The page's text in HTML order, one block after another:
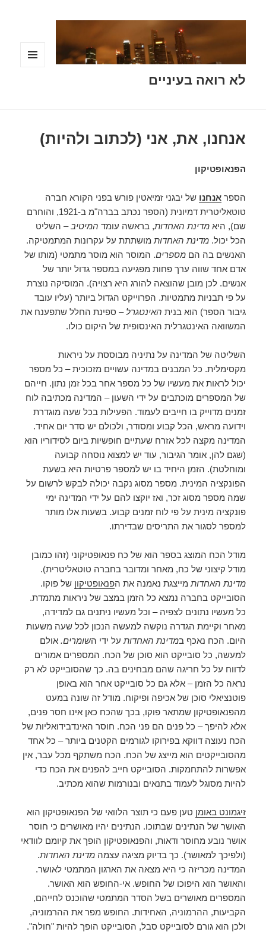
לא רואה בעיניים
אנחנו, את, אני (לכתוב ולהיות)
הפנאופטיקון
הספראנחנו של יבגני זמיאטין פורש בפני הקורא חברה
טוטאליטרית דמיונית (הספר נכתב בברה"מ ב-1921, והוחרם
שם), היאמדינת האחדות, בראשה עומד המיטיב– השליט
הכל יכול.מדינת האחדות מושתתת על עקרונות המתמטיקה.
האנשים בה הםמספרים. המוסר הוא מוסר מתמטי (מותו של
אדם אחד שווה ערך פחות מפגיעה במספר גדול יותר של
אנשים. לכן מובן שהוצאה להורג היא רצויה). המוסיקה נוצרת
על פי תבניות מתמטיות. הפרוייקט הגדול ביותר (עליו עובד
גיבור הספר) הוא בנית האינטגרל – ספינת החלל שתפענח את
המשוואה האינטגרלית האינסופית של היקום כולו.
השליטה של המדינה על נתיניה מבוססת על ניראות
מקסימלית. כל המבנים במדינה עשויים מזכוכית – כל מספר
יכול לראות את מעשיו של כל מספר אחר בכל זמן נתון. חייהם
של המספרים מוכתבים על ידי השעון – המדינה מכתיבה לוח
זמנים מדוייק בו חייבים לעמוד. הפעילות בכל שעה מוגדרת
וידועה מראש, הכל קבוע ומסודר, ולכולם יש סדר יום אחיד.
המדינה מקצה לכל אזרח שעתיים חופשיות ביום לסידוריו הוא
(שגם להן, אומר הגיבור, עוד יש למצוא נוסחה קבועה
ומוחלטת). הזמן היחיד בו יש למספר פרטיות היא בשעת
הפונקציה המינית. מספר מסוג נקבה יכולה לבקש לרשום על
שמה מספר מסוג זכר, ואז יוקצו להם על ידי המדינה ימי
פונקציה מינית על פי לוח זמנים קבוע. בשעות אלו מותר
למספר לסגור את התריסים שבדירתו.
מודל הכח המוצג בספר הוא של כח פנאופטיקוני (זהו כמובן
מודל קיצוני של כח, מאחר ומדובר בחברה טוטאליטרית).
מדינת האחדות מייצגת נאמנה את הפנאופטיקון של פוקו.
הסובייקט בחברה נמצא כל הזמן במצב של ניראות מתמדת.
כל מעשיו נתונים לצפיה – וכל מעשיו ניתנים גם למדידה,
מאחר וקיימת הגדרה נוקשה למעשה הנכון לכל שעה משעות
היום. הכח נאכף במדינת האחדות על ידי השומרים. אולם
למעשה, כל סובייקט הוא סוכן של הכח. המספרים אמורים
לדווח על כל חריגה שהם מבחינים בה. כך שהסובייקט לא רק
נראה כל הזמן – אלא גם כל סובייקט אחר הוא באופן
פוטנציאלי סוכן של אכיפה ופיקוח. מודל זה שונה במעט
מהפנאופטיקון שמתאר פוקו, בכך שהכח כאן אינו חסר פנים,
אלא להיפך – כל פנים הם פני הכח. חוסר האינדבידואליות של
הכח נעוצה דווקא בפירוקו לגורמים הקטנים ביותר – כל אחד
מהסובייקטים הוא מייצג של הכח. הכח משתקף מכל עבר, אין
אפשרות להתחמקות. הסובייקט חייב להפנים את הכח כדי
להיות מסוגל לעמוד בתנאים ובנורמות שהוא מכתיב.
זיגמונט באומן טען פעם כי תוצר הלוואי של הפנאופטיקון הוא
האושר של הנתינים שבתוכו. הנתינים יהיו מאושרים כי חוסר
אושר נובע מחוסר ודאות, והפנאופטיקון הופך את קיומם לוודאי
(ולפיכך למאושר). כך בדיוק מציגה עצמהמדינת האחדות.
המדינה מכריזה כי היא מצאה את הארגון המתמטי לאושר.
והאושר הוא היפוכו של החופש. אי-החופש הוא האושר.
המספרים מאושרים בשל הסדר המתמטי שהוכנס לחייהם,
הקביעות, ההרמוניה, האחידות. החופש מפר את ההרמוניה,
ולכן הוא גורם לסובייקט סבל, הסובייקט הופך להיות "חולה".